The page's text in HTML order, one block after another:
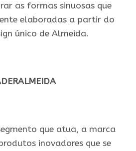
as formas sinuosas que
elaboradas a partir do
único de Almeida.
que atua, a marca
inovadores que se